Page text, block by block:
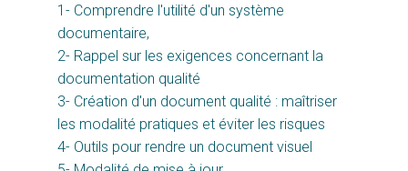
1- Comprendre l'utilité d'un système
documentaire,
2- Rappel sur les exigences concernant la
documentation qualité
3- Création d'un document qualité : maîtriser
les modalité pratiques et éviter les risques
4- Outils pour rendre un document visuel